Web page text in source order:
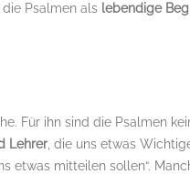
Psalmen als lebendige
Für ihn sind die Psalmen
Lehrer, die uns etwas
etwas mitteilen sollen“.